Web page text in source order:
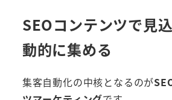
SEOコンテンツで見
動的に集める
集客自動化の中核となるのが